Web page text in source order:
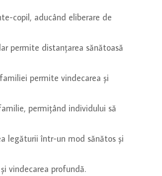
copil, aducând eliberare de
permite distanțarea sănătoasă
permite vindecarea și
permițând individului să
legăturii într-un mod sănătos și
vindecarea profundă.